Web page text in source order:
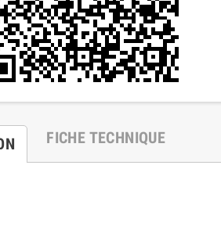
FICHE TECHNIQUE